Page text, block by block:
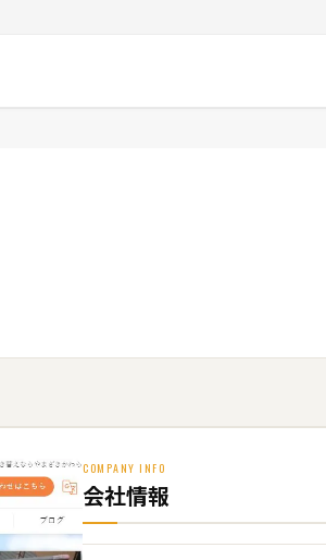
COMPANY INFO
会社情報